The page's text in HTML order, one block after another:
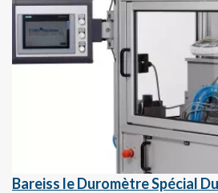
Bareiss le Duromètre Spécial